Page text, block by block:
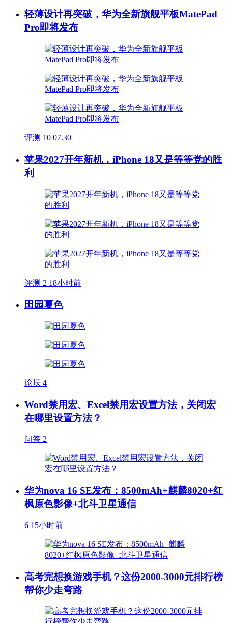
轻薄设计再突破，华为全新旗舰平板MatePad
Pro即将发布
评测 10 07.30
苹果2027开年新机，iPhone 18又是等等党的胜
利
评测 2 18小时前
田园夏色
论坛 4
Word禁用宏、Excel禁用宏设置方法，关闭宏
在哪里设置方法？
问答 2
华为nova 16 SE发布：8500mAh+麒麟8020+红
枫原色影像+北斗卫星通信
6 15小时前
高考完想换游戏手机？这份2000-3000元排行榜
帮你少走弯路